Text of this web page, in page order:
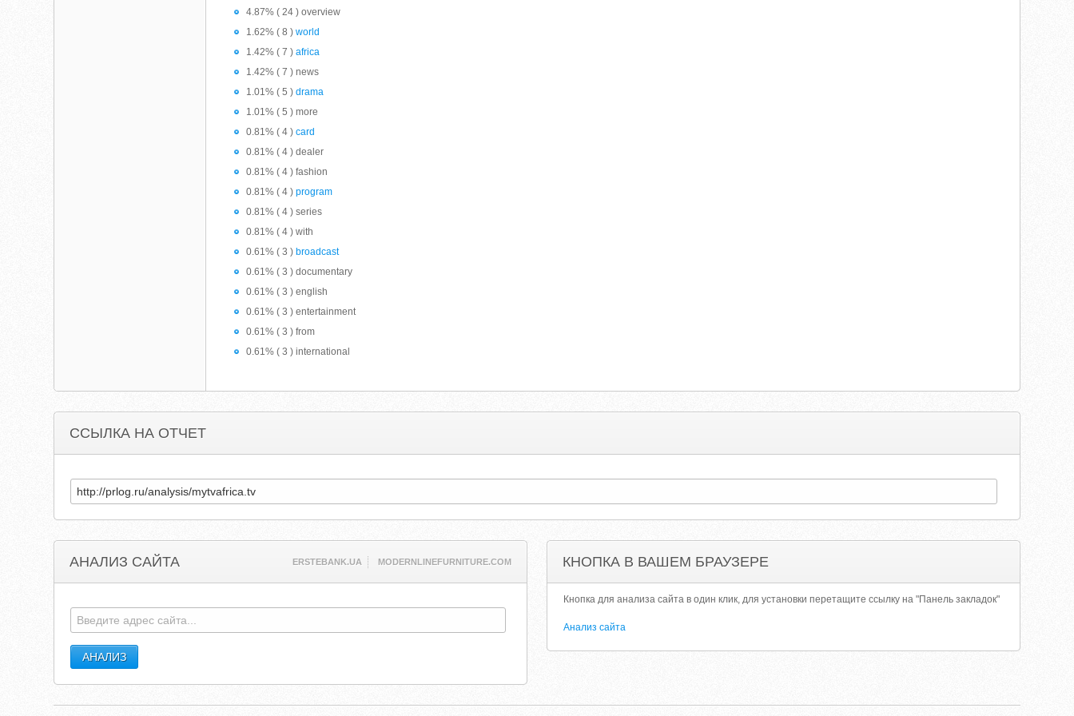
4.87% ( 24 ) overview
1.62% ( 8 )world
1.42% ( 7 )africa
1.42% ( 7 ) news
1.01% ( 5 )drama
1.01% ( 5 ) more
0.81% ( 4 )card
0.81% ( 4 ) dealer
0.81% ( 4 ) fashion
0.81% ( 4 )program
0.81% ( 4 ) series
0.81% ( 4 ) with
0.61% ( 3 ) broadcast
0.61% ( 3 ) documentary
0.61% ( 3 ) english
0.61% ( 3 ) entertainment
0.61% ( 3 ) from
0.61% ( 3 ) international
ССЫЛКА НА ОТЧЕТ
АНАЛИЗ САЙТА ERSTEBANK.UA MODERNLINEFURNITURE.COM КНОПКА В ВАШЕМ БРАУЗЕРЕ
Кнопка для анализа сайта в один клик, для установки перетащите ссылку на "Панель закладок"
Анализ сайта